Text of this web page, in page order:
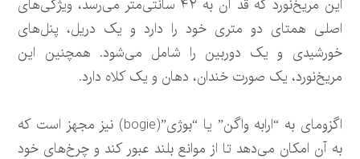
این مریخ‌نورد که قد آن به ۴۲ سانتی‌متر می‌رسد، ویژگی‌های
اصلی همتای دو متری خود را دارد و یک دریل، پنل‌های
خورشیدی و یک دوربین را شامل می‌شود. همچنین این
مریخ‌نورد، یک صورت خندان، دهان و یک کلاه دارد.
اگزومای به “ارابه واگن” یا “بوژی”(bogie) نیز مجهز است که
به آن امکان می‌دهد تا از موانع بلند عبور کند و چرخ‌های خود